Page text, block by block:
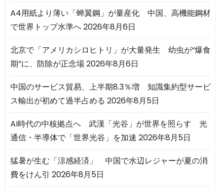
A4用紙より薄い「蝉翼鋼」が量産化 中国、高機能鋼材
で世界トップ水準へ2026年8月6日
北京で「アメリカシロヒトリ」が大量発生 幼虫が“爆食
期”に、防除が正念場2026年8月6日
中国のサービス貿易、上半期8.3％増 知識集約型サービ
ス輸出が初めて過半占める 2026年8月5日
AI時代の中核拠点へ 武漢「光谷」が世界を照らす 光
通信・半導体で「世界光谷」を加速 2026年8月5日
猛暑が生む「涼感経済」 中国で水辺レジャーが夏の消
費をけん引 2026年8月5日